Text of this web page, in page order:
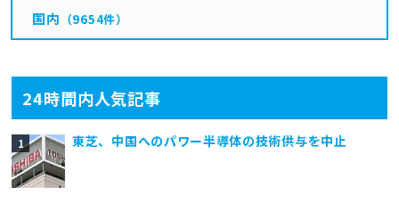
24時間内人気記事
東芝、中国へのパワー半導体の技術供与を中止
国内 （9654件）